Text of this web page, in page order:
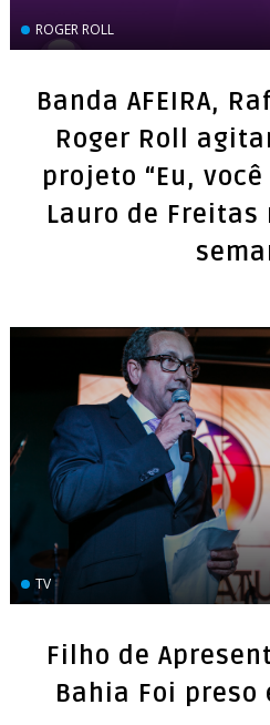
ROGER ROLL
Banda AFEIRA,
Roger Roll
projeto “Eu,
Lauro de
TV
Filho de
Bahia Foi preso